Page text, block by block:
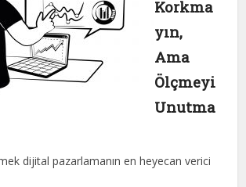
Korkma
yın,
Ama
Ölçmeyi
Unutma
dijital pazarlamanın en heyecan verici